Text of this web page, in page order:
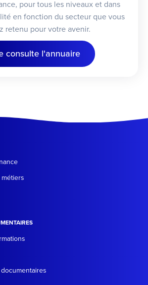
pour tous les niveaux et dans
en fonction du secteur que vous
retenu pour votre avenir.
consulte l'annuaire